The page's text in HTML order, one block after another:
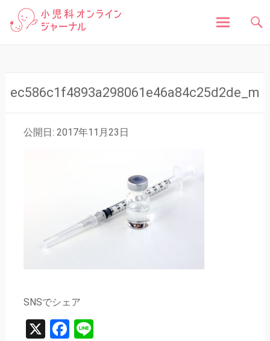
小児科オンラインジャ
状や原因、対処法はもちろん、予防接種や健診、子
どもの成長に関する豆知識まで、小児科医が分かり
ン
ec586c1f4893a298061e46a84c25d2de_m
公開日: 2017年11月23日
SNSでシェア
X Facebook
Line